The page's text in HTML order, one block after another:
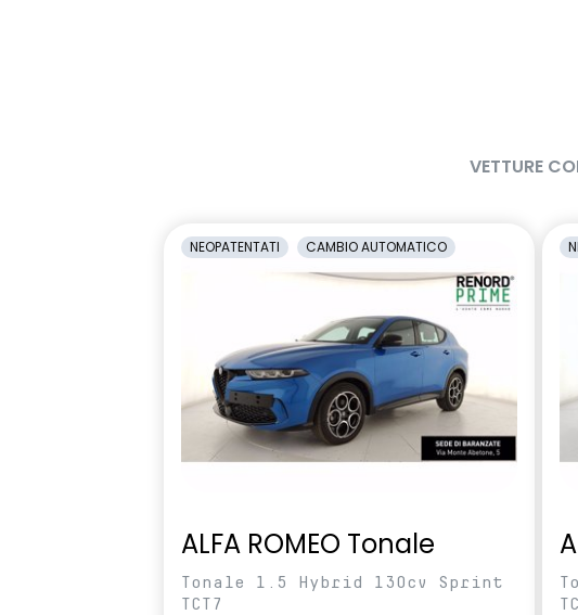
VETTURE
NEOPATENTATI CAMBIO AUTOMATICO
ALFA ROMEO Tonale
Tonale 1.5 Hybrid 130cv Sprint
TCT7